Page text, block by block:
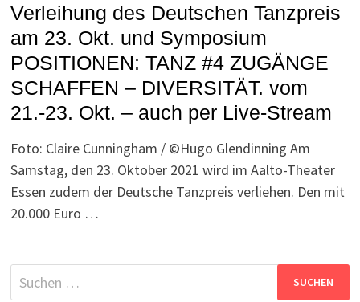
Verleihung des Deutschen Tanzpreis
am 23. Okt. und Symposium
POSITIONEN: TANZ #4 ZUGÄNGE
SCHAFFEN – DIVERSITÄT. vom
21.-23. Okt. – auch per Live-Stream
Foto: Claire Cunningham / ©Hugo Glendinning Am
Samstag, den 23. Oktober 2021 wird im Aalto-Theater
Essen zudem der Deutsche Tanzpreis verliehen. Den mit
20.000 Euro …
Suchen
nach: